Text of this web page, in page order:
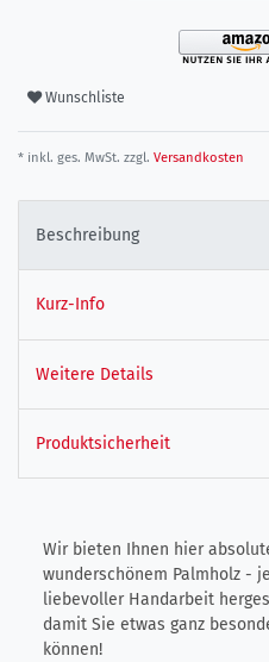
Wunschliste
* inkl. ges. MwSt. zzgl. Versandkosten
Beschreibung
Kurz-Info
Weitere Details
Produktsicherheit
Wir bieten Ihnen hier
wunderschönem Palmholz -
liebevoller Handarbeit
damit Sie etwas ganz
können!